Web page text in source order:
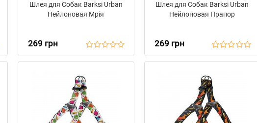
Шлея для Собак Barksi Urban
Нейлоновая Мрія
269 грн
Шлея для Собак Barksi Urban
Нейлоновая Прапор
269 грн